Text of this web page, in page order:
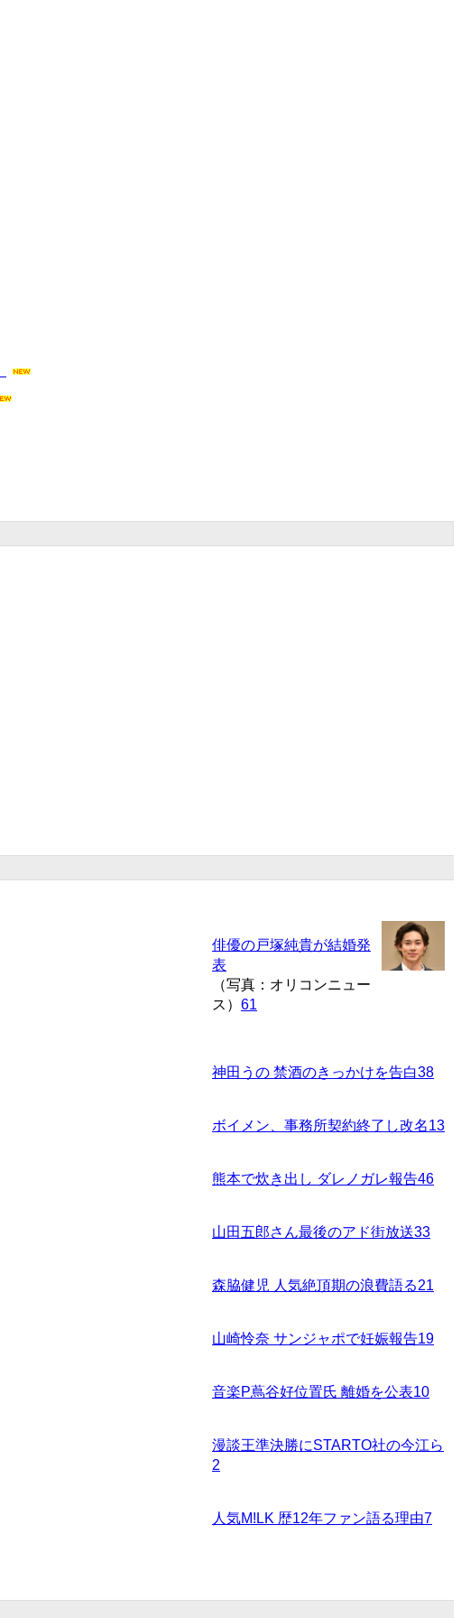
俳優の戸塚純貴が結婚発
表
（写真：オリコンニュー
ス） 61
神田うの 禁酒のきっかけを告白38
ボイメン、事務所契約終了し改名13
熊本で炊き出し ダレノガレ報告46
山田五郎さん最後のアド街放送33
森脇健児 人気絶頂期の浪費語る21
山崎怜奈 サンジャポで妊娠報告19
音楽P蔦谷好位置氏 離婚を公表10
漫談王準決勝にSTARTO社の今江ら
2
人気M!LK 歴12年ファン語る理由7